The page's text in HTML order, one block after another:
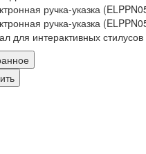
ручка-указка
ручка-указка
для интерактивных стилусов